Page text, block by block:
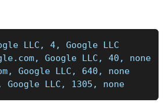
LLC, 4, Google LLC
Google LLC, 40, none
Google LLC, 640, none
Google LLC, 1305, none